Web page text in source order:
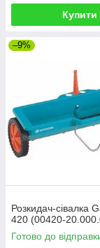
Купити
–9%
Розкидач-сівалка
420 (00420-
Готово до